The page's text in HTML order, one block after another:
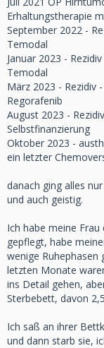
Erhaltungstherapie
September 2022 -
Temodal
Januar 2023 -
Temodal
März 2023 - Rezidiv
Regorafenib
August 2023 -
Selbstfinanzierung
Oktober 2023 -
ein letzter
danach ging alles
und auch geistig.
Ich habe meine
gepflegt, habe
wenige Ruhephasen
letzten Monate
ins Detail gehen,
Sterbebett, davon
Ich saß an ihrer
und dann starb sie,